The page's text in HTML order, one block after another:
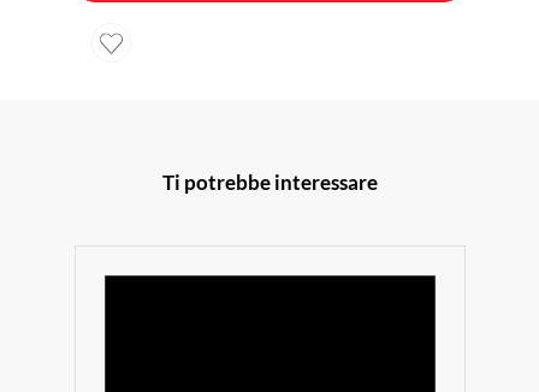
Ti potrebbe interessare